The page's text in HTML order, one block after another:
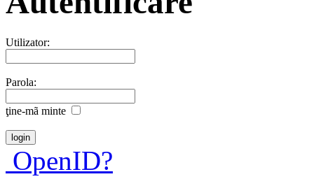
Utilizator:
Parola:
ţine-mã minte
OpenID?